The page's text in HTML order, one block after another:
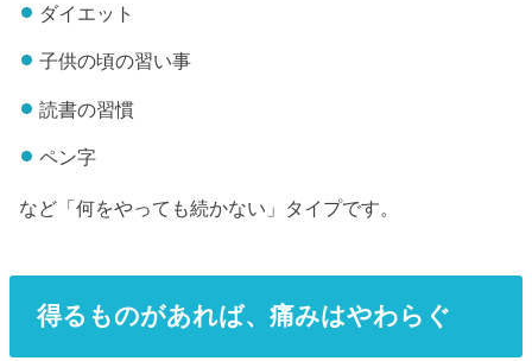
ダイエット
子供の頃の習い事
読書の習慣
ペン字
など「何をやっても続かない」タイプです。
得るものがあれば、痛みはやわらぐ